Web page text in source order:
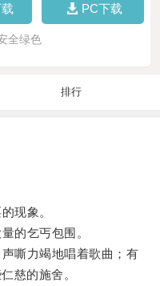
PC下载
全绿色
排行
现象。
的乞丐包围。
嘶力竭地唱着歌曲；有
慈的施舍。